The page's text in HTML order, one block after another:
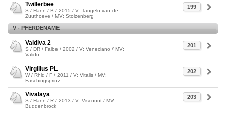
199
Twillerbee
S / Hann / B / 2015 / V: Tangelo van de
Zuuthoeve / MV: Stolzenberg
V - PFERDENAME
201
Valdiva 2
S / DR / Falbe / 2002 / V: Veneciano / MV:
Valido
202
Virgilius PL
W / Rhld / F / 2011 / V: Vitalis / MV:
Faschingsprinz
203
Vivalaya
S / Hann / R / 2013 / V: Viscount / MV:
Buddenbrock